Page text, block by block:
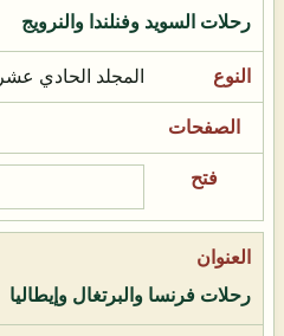
رحلات السويد وفنلندا والنرويج
المجلد الحادي عشر
رحلات فرنسا والبرتغال وإيطاليا